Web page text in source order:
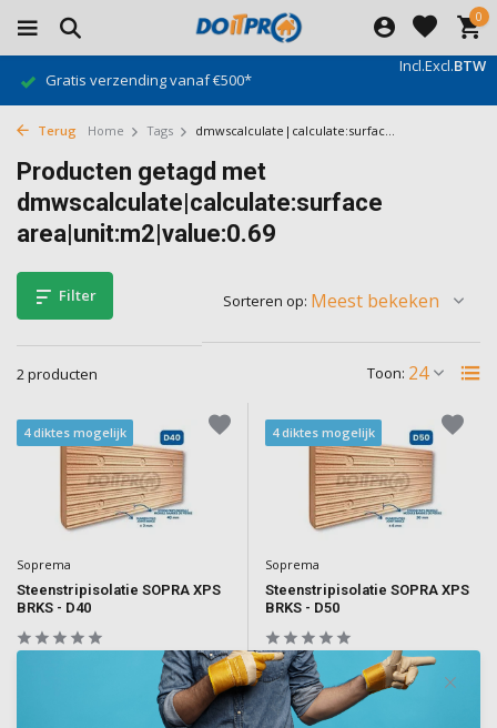
0
Incl.Excl.BTW
Gratis verzending vanaf €500*
Terug Home Tags dmwscalculate|calculate:surfac...
Producten getagd met
dmwscalculate|calculate:surface
area|unit:m2|value:0.69
Filter
2 producten Toon:
Sorteren op:
4 diktes mogelijk
Soprema
Steenstripisolatie SOPRA XPS
BRKS - D40
Gefreesde XPS isolatieplaten,
voorzien van voeglijnen voor een
DUNBEDVOEG en steenstrips van
4 diktes mogelijk
Soprema
Steenstripisolatie SOPRA XPS
BRKS - D50
Gefreesde XPS isolatieplaten,
voorzien van voeglijnen voor een
DUNBEDVOEG en steenstrips van